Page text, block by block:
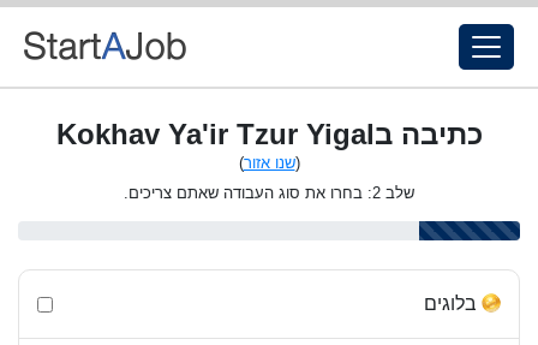
כתיבה בKokhav Ya'ir Tzur Yigal
(שנו אזור)
שלב 2: בחרו את סוג העבודה שאתם צריכים.
בלוגים